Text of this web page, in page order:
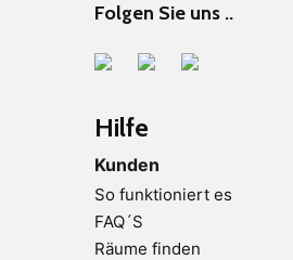
Folgen Sie uns ..
Hilfe
Kunden
So funktioniert es
FAQ´S
Räume finden